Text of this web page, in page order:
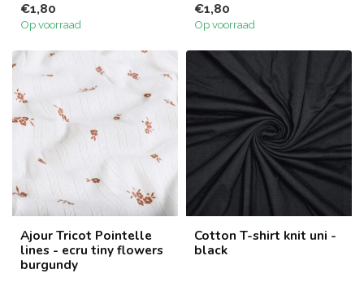
€1,80
Op voorraad
€1,80
Op voorraad
Ajour Tricot Pointelle
lines - ecru tiny flowers
burgundy
Cotton T-shirt knit uni -
black